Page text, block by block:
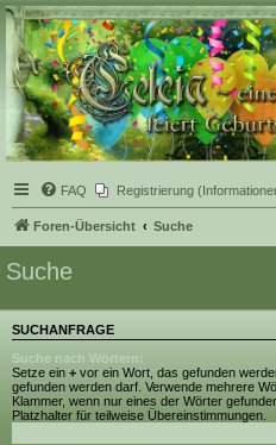
Celcia - eine Welt der
Fantasy
FAQ Registrierung
Foren-Übersicht Suche
Suche
SUCHANFRAGE
Suche nach Wörtern:
Setze ein + vor ein Wort, das gefunden
gefunden werden darf. Verwende mehrere
Klammer, wenn nur eines der Wörter
Platzhalter für teilweise Übereinstimmungen.